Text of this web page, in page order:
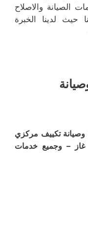
الصيانة والاصلاح
حيث لدينا الخبرة
تكييف مركزي
– وجميع خدمات